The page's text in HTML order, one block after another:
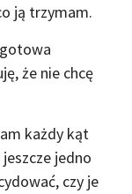
ją trzymam.
że nie chcę
każdy kąt
jedno
czy je